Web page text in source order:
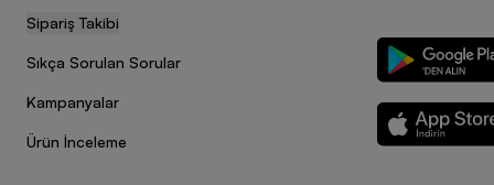
Sipariş Takibi
Sıkça Sorulan Sorular
Kampanyalar
Ürün İnceleme